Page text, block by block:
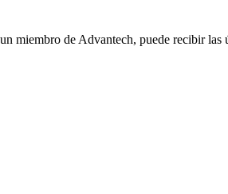
de Advantech, puede recibir